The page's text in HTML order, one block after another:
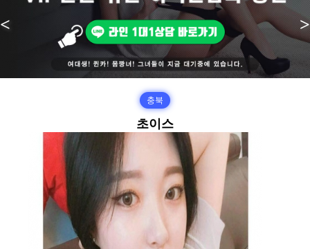
< >
충북
초이스